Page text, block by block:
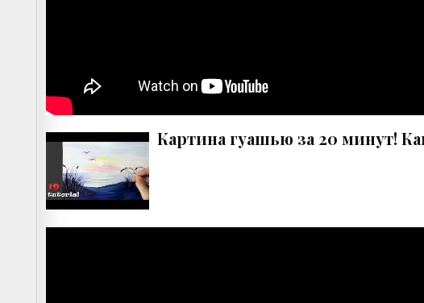
Картина гуашью за 20 минут!